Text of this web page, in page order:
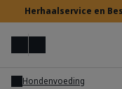
Herhaalservice en
MenuZoek op
Hondenvoeding